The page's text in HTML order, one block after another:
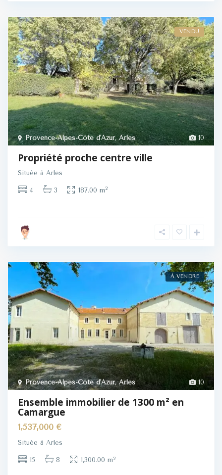
10
Provence-Alpes-Côte d'Azur,Arles
VENDU
Propriété proche centre ville
Située à Arles
4 3 187.00 m2
10
Provence-Alpes-Côte d'Azur,Arles
À VENDRE
Ensemble immobilier de 1300 m² en
Camargue
1,537,000 €
Située à Arles
15 8 1,300.00 m2